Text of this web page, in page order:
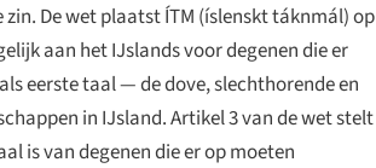
De wet plaatst ÍTM (íslenskt táknmál) op
aan het IJslands voor degenen die er
eerste taal — de dove, slechthorende en
in IJsland. Artikel 3 van de wet stelt
is van degenen die er op moeten